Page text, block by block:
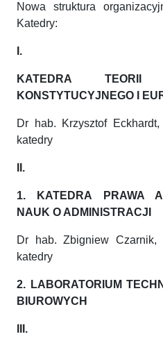
Nowa struktura
Katedry:
I.
KATEDRA TEORII
KONSTYTUCYJNEGO I
Dr hab. Krzysztof
katedry
II.
1. KATEDRA PRAWA
NAUK O ADMINISTRACJI
Dr hab. Zbigniew
katedry
2. LABORATORIUM
BIUROWYCH
III.